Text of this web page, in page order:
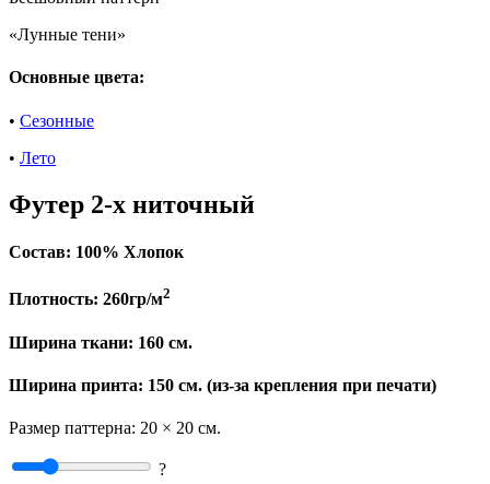
«Лунные тени»
Основные цвета:
• Сезонные
• Лето
Футер 2-х ниточный
Состав: 100% Хлопок
Плотность: 260гр/м2
Ширина ткани: 160 см.
Ширина принта: 150 см. (из-за крепления при печати)
Размер паттерна: 20 × 20 см.
?